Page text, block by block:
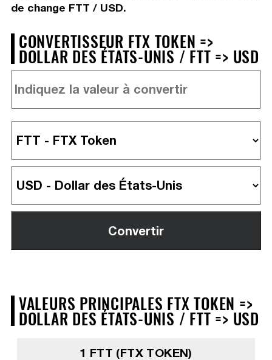
de change FTT / USD.
CONVERTISSEUR FTX TOKEN =>
DOLLAR DES ÉTATS-UNIS / FTT => USD
VALEURS PRINCIPALES FTX TOKEN =>
DOLLAR DES ÉTATS-UNIS / FTT => USD
1 FTT (FTX TOKEN)